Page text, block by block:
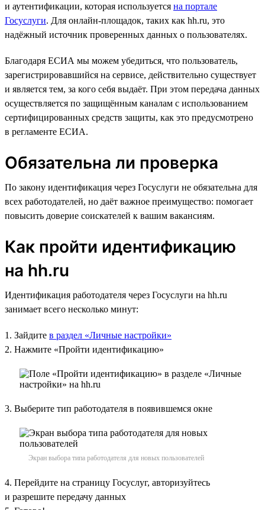
и аутентификации, которая используется на портале
Госуслуги. Для онлайн-площадок, таких как hh.ru, это
надёжный источник проверенных данных о пользователях.
Благодаря ЕСИА мы можем убедиться, что пользователь,
зарегистрировавшийся на сервисе, действительно существует
и является тем, за кого себя выдаёт. При этом передача данных
осуществляется по защищённым каналам с использованием
сертифицированных средств защиты, как это предусмотрено
в регламенте ЕСИА.
Обязательна ли проверка
По закону идентификация через Госуслуги не обязательна для
всех работодателей, но даёт важное преимущество: помогает
повысить доверие соискателей к вашим вакансиям.
Как пройти идентификацию
на hh.ru
Идентификация работодателя через Госуслуги на hh.ru
занимает всего несколько минут:
1. Зайдите в раздел «Личные настройки»
2. Нажмите «Пройти идентификацию»
3. Выберите тип работодателя в появившемся окне
Экран выбора типа работодателя для новых пользователей
4. Перейдите на страницу Госуслуг, авторизуйтесь
и разрешите передачу данных